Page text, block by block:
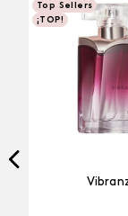
Top Sellers
¡TOP!